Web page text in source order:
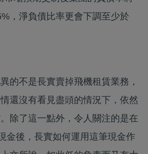
，淨負債比率更會下調至少於
的不是長實賣掉飛機租賃業務，
還沒有看見盡頭的情況下，依然
除了這一點外，令人關注的是在
金後，長實如何運用這筆現金作